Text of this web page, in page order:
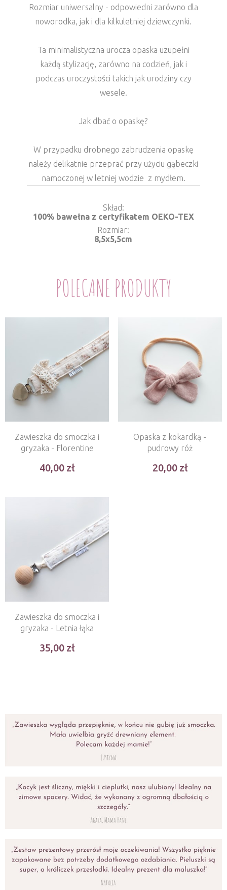
Rozmiar uniwersalny - odpowiedni zarówno dla
noworodka, jak i dla kilkuletniej dziewczynki.
Ta minimalistyczna urocza opaska uzupełni
każdą stylizację, zarówno na codzień, jak i
podczas uroczystości takich jak urodziny czy
wesele.
Jak dbać o opaskę?
W przypadku drobnego zabrudzenia opaskę
należy delikatnie przeprać przy użyciu gąbeczki
namoczonej w letniej wodzie z mydłem.
Skład
100% bawełna z certyfikatem OEKO-TEX
Rozmiar
8,5x5,5cm
POLECANE PRODUKTY
Zawieszka do smoczka i
gryzaka - Florentine
40,00
Opaska z kokardką -
pudrowy róż
20,00
Zawieszka do smoczka i
gryzaka - Letnia łąka
35,00